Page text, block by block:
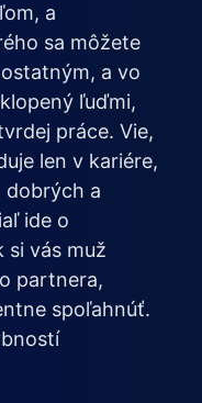
a
sa môžete
a vo
ľuďmi,
práce. Vie,
len v kariére,
dobrých a
ide o
si vás muž
partnera,
spoľahnúť.